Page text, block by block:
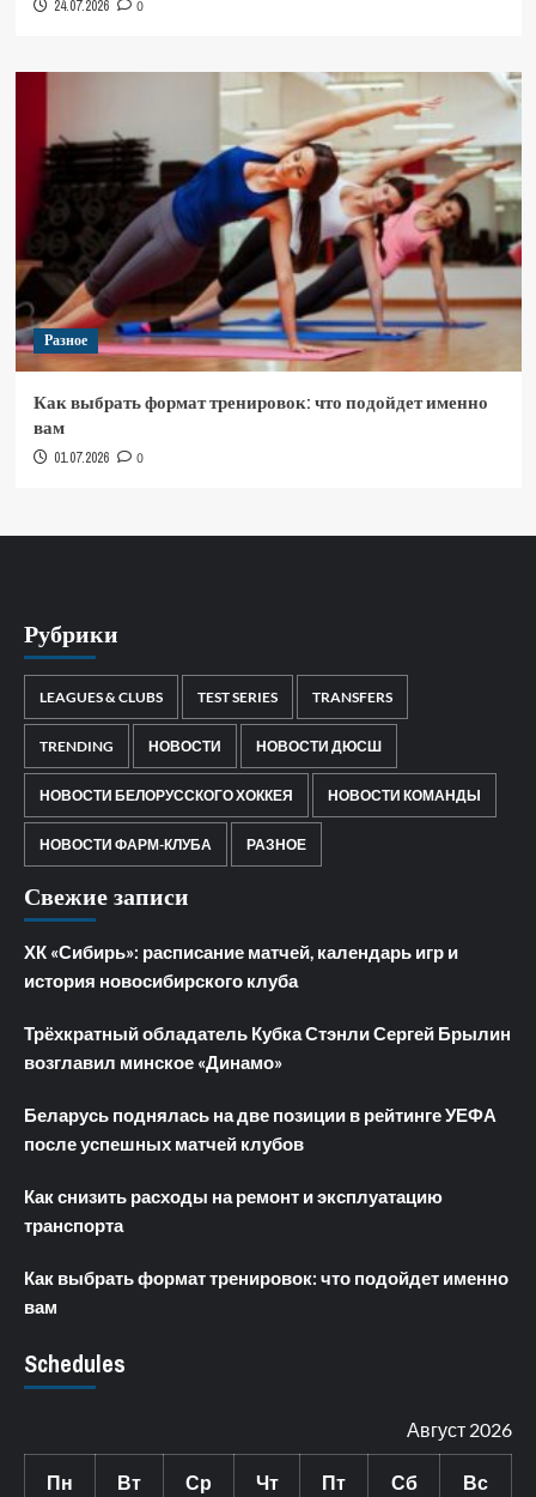
24.07.2026 0
Разное
Как выбрать формат тренировок: что подойдет именно
вам
01.07.2026 0
Рубрики
LEAGUES & CLUBS TEST SERIES TRANSFERS
TRENDING НОВОСТИ НОВОСТИ ДЮСШ
НОВОСТИ БЕЛОРУССКОГО ХОККЕЯ НОВОСТИ КОМАНДЫ
НОВОСТИ ФАРМ-КЛУБА РАЗНОЕ
Свежие записи
ХК «Сибирь»: расписание матчей, календарь игр и
история новосибирского клуба
Трёхкратный обладатель Кубка Стэнли Сергей Брылин
возглавил минское «Динамо»
Беларусь поднялась на две позиции в рейтинге УЕФА
после успешных матчей клубов
Как снизить расходы на ремонт и эксплуатацию
транспорта
Как выбрать формат тренировок: что подойдет именно
вам
Schedules
Август 2026
Пн Вт Ср Чт Пт Сб Вс